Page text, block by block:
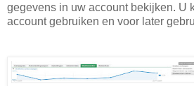
gegevens in uw account bekijken. U
account gebruiken en voor later